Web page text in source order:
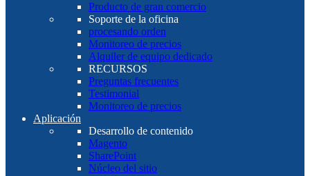
Producto de gran comercio
Soporte de la oficina
procesando orden
Monitoreo de precios
Alquiler de equipo dedicado
RECURSOS
Preguntas frecuentes
Testimonial
Monitoreo de precios
Aplicación
Desarrollo de contenido
Magento
SharePoint
Núcleo del sitio